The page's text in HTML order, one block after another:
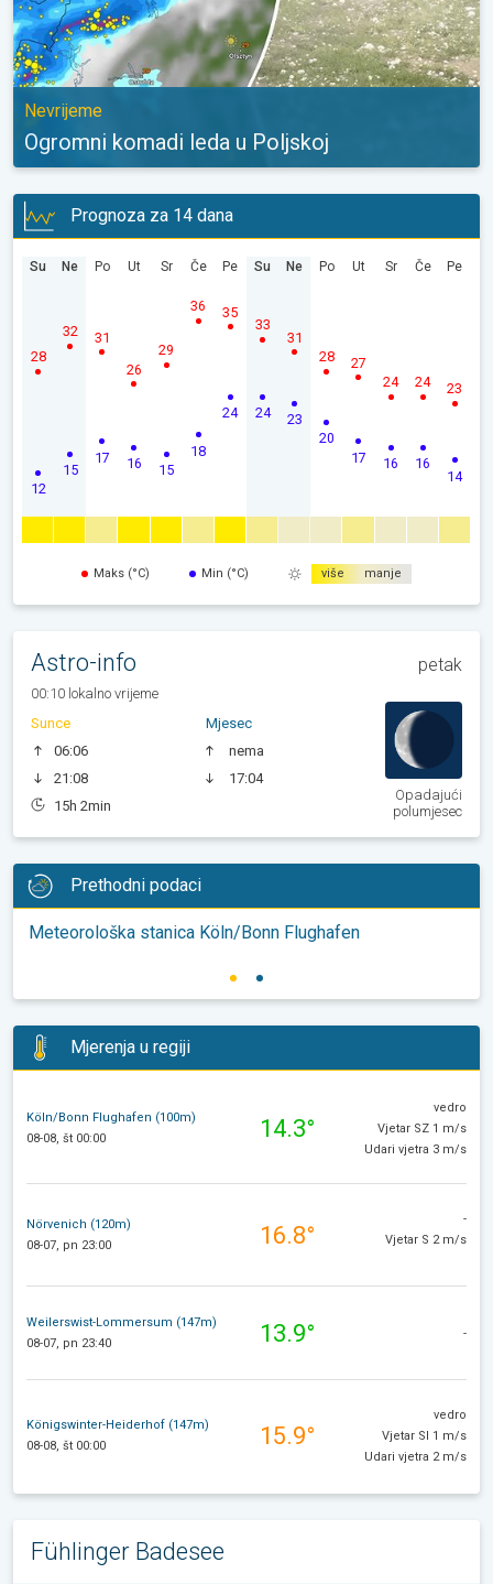
Nevrijeme
Ogromni komadi leda u Poljskoj
Prognoza za 14 dana
Su
12
28
Ne
15
32
Po
17
31
Ut
16
26
Sr
15
29
Če
18
36
Pe
24
35
Su
24
33
Ne
23
31
Po
20
28
Ut
17
27
Sr
16
24
Če
16
24
Pe
14
23
Maks (°C) Min (°C) više manje
Astro-info petak
00:10 lokalno vrijeme
Sunce
06:06
21:08
15h 2min
Mjesec
nema
17:04
Opadajući
polumjesec
Prethodni podaci
Meteorološka stanica Köln/Bonn Flughafen
Mjerenja u regiji
Köln/Bonn Flughafen (100m)
08-08, št 00:00
14.3°
vedro
Vjetar SZ 1 m/s
Udari vjetra 3 m/s
Nörvenich (120m)
08-07, pn 23:00
16.8°
-
Vjetar S 2 m/s
Weilerswist-Lommersum (147m)
08-07, pn 23:40
13.9° -
Königswinter-Heiderhof (147m)
08-08, št 00:00
15.9°
vedro
Vjetar SI 1 m/s
Udari vjetra 2 m/s
Fühlinger Badesee